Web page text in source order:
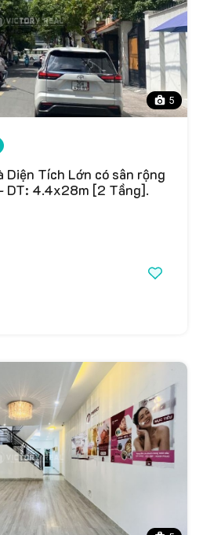
5
Tích Lớn có sân rộng
DT: 4.4x28m [2 Tầng].